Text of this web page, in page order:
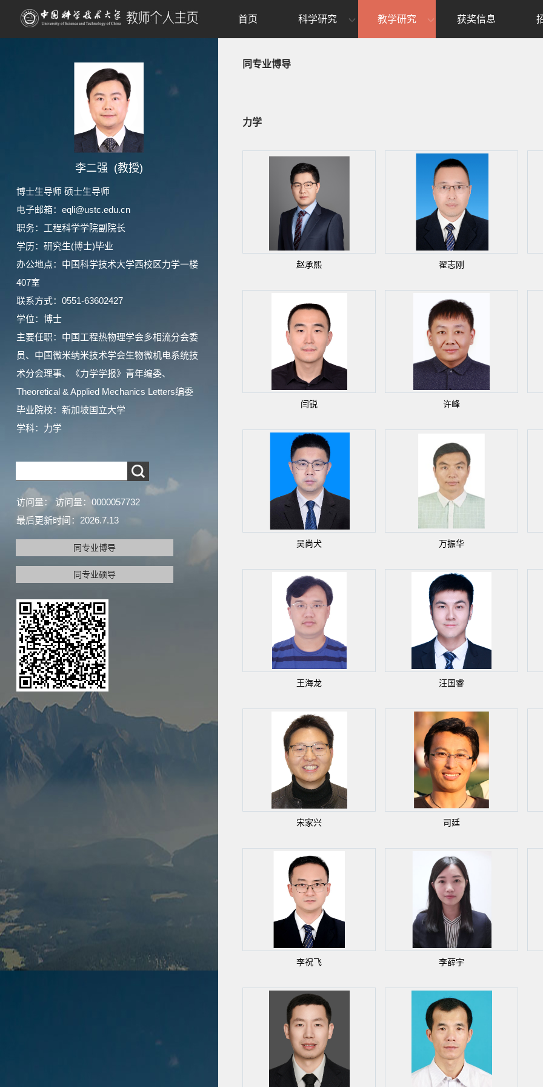
李二强 (教授)
博士生导师 硕士生导师
电子邮箱： eqli@ustc.edu.cn
职务：工程科学学院副院长
学历：研究生(博士)毕业
办公地点：中国科学技术大学西校区力学一楼
407室
联系方式：0551-63602427
学位：博士
主要任职：中国工程热物理学会多相流分会委
员、中国微米纳米技术学会生物微机电系统技
术分会理事、《力学学报》青年编委、
Theoretical & Applied Mechanics Letters编委
毕业院校：新加坡国立大学
学科：力学
访问量： 访问量：0000057732
最后更新时间： 2026.7.13
同专业博导
同专业硕导
首页 科学研究 教学研究 获奖信息
同专业博导
力学
赵承熙 翟志刚
闫锐 许峰
吴尚犬 万振华
王海龙 汪国睿
宋家兴 司廷
李祝飞 李薛宇